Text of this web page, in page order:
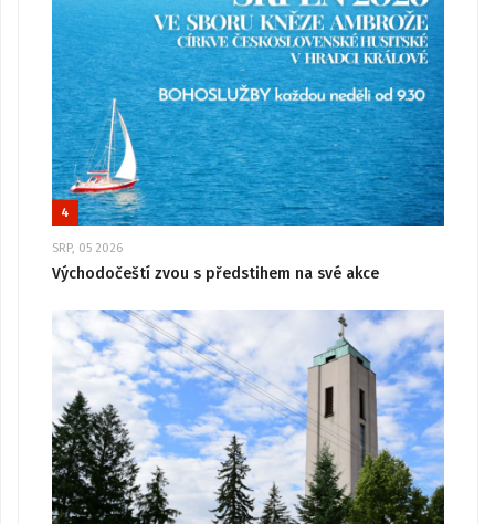
4
SRP, 05 2026
Východočeští zvou s předstihem na své akce